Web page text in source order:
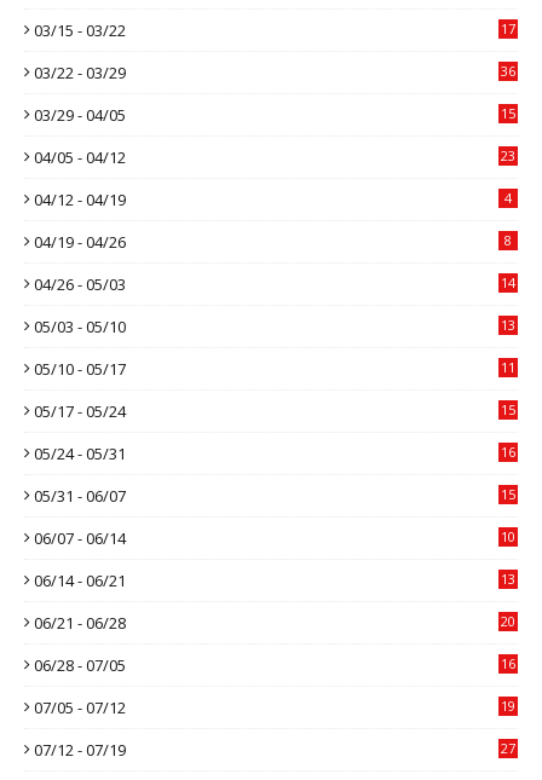
03/15 - 03/22 17
03/22 - 03/29 36
03/29 - 04/05 15
04/05 - 04/12 23
04/12 - 04/19 4
04/19 - 04/26 8
04/26 - 05/03 14
05/03 - 05/10 13
05/10 - 05/17 11
05/17 - 05/24 15
05/24 - 05/31 16
05/31 - 06/07 15
06/07 - 06/14 10
06/14 - 06/21 13
06/21 - 06/28 20
06/28 - 07/05 16
07/05 - 07/12 19
07/12 - 07/19 27